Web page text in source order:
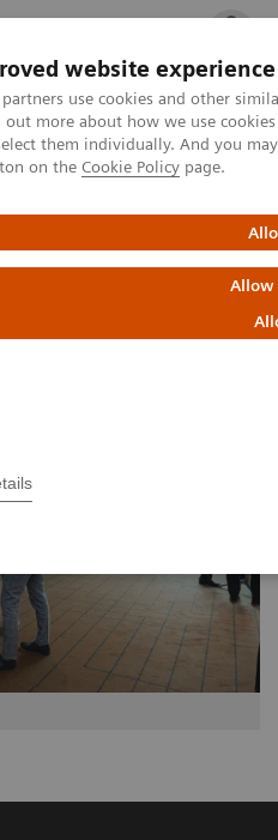
website experience
use cookies and other
out more about how we use
them individually. And you
on the Cookie Policy page.
Allow
Öne Çıkanlar Sağlık
Tıbbi Görüntüleme
Image 66